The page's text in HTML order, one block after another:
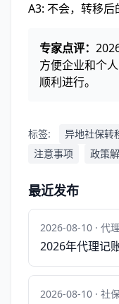
A3: 不会，转移后
专家点评：
方便企业和个
顺利进行。
标签: 异地社保转
注意事项
政策
最近发布
2026-08-10 · 代
2026年代理记
2026-08-10 · 社